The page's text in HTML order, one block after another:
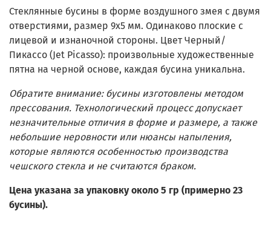
Стеклянные бусины в форме воздушного змея с двумя
отверстиями, размер 9х5 мм. Одинаково плоские с
лицевой и изнаночной стороны. Цвет Черный/
Пикассо (Jet Picasso): произвольные художественные
пятна на черной основе, каждая бусина уникальна.
Обратите внимание: бусины изготовлены методом
прессования. Технологический процесс допускает
незначительные отличия в форме и размере, а также
небольшие неровности или нюансы напыления,
которые являются особенностью производства
чешского стекла и не считаются браком.
Цена указана за упаковку около 5 гр (примерно 23
бусины).